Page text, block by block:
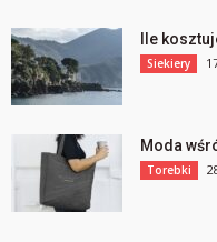
Ile
Siekiery
Moda
Torebki